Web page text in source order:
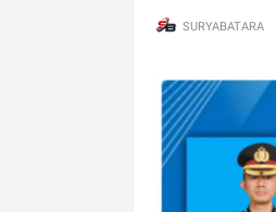
SURYABATARA